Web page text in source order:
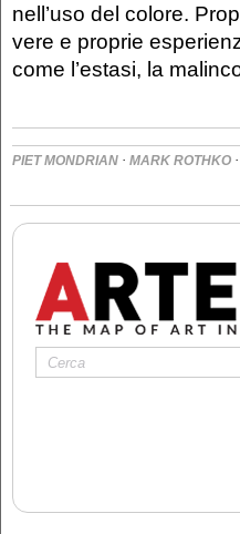
nell’uso del colore.
vere e proprie
come l’estasi, la
PIET MONDRIAN · MARK ROTHKO ·